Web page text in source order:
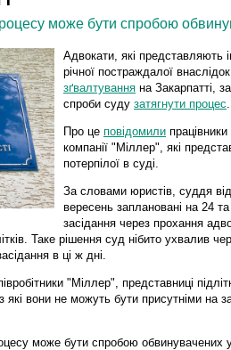
може бути спробою
Адвокати, які представляють
річної постраждалої
зґвалтування на Закарпатті,
спроби суду затягнути процес
Про це повідомили
компанії "Міллер", які
потерпілої в суді.
За словами юристів, суддя
вересень заплановані на 24
засідання через прохання
Таке рішення суд нібито ухвалив
в ці ж дні.
"Міллер", представниці
які вони не можуть бути присутніми на
може бути спробою обвинувачених